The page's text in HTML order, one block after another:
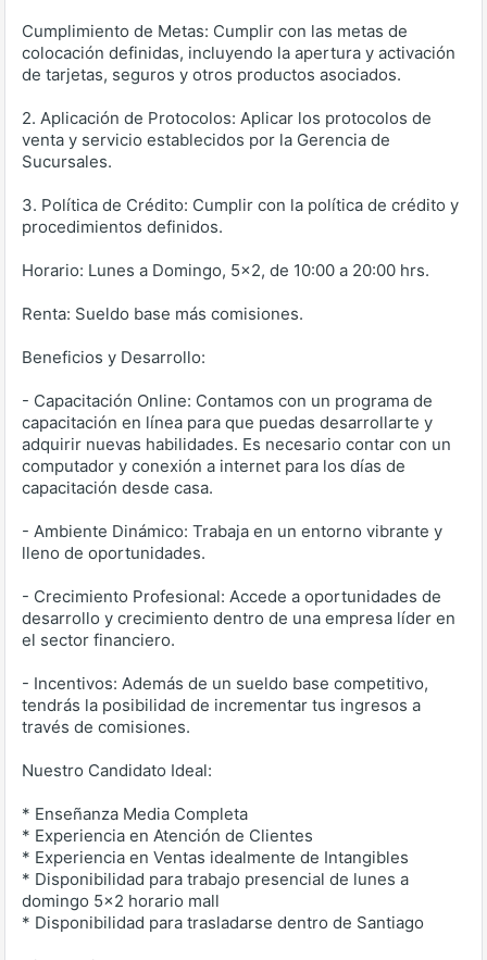
Cumplimiento de Metas: Cumplir con las metas de
colocación definidas, incluyendo la apertura y activación
de tarjetas, seguros y otros productos asociados.
2. Aplicación de Protocolos: Aplicar los protocolos de
venta y servicio establecidos por la Gerencia de
Sucursales.
3. Política de Crédito: Cumplir con la política de crédito y
procedimientos definidos.
Horario: Lunes a Domingo, 5x2, de 10:00 a 20:00 hrs.
Renta: Sueldo base más comisiones.
Beneficios y Desarrollo:
- Capacitación Online: Contamos con un programa de
capacitación en línea para que puedas desarrollarte y
adquirir nuevas habilidades. Es necesario contar con un
computador y conexión a internet para los días de
capacitación desde casa.
- Ambiente Dinámico: Trabaja en un entorno vibrante y
lleno de oportunidades.
- Crecimiento Profesional: Accede a oportunidades de
desarrollo y crecimiento dentro de una empresa líder en
el sector financiero.
- Incentivos: Además de un sueldo base competitivo,
tendrás la posibilidad de incrementar tus ingresos a
través de comisiones.
Nuestro Candidato Ideal:
* Enseñanza Media Completa
* Experiencia en Atención de Clientes
* Experiencia en Ventas idealmente de Intangibles
* Disponibilidad para trabajo presencial de lunes a
domingo 5x2 horario mall
* Disponibilidad para trasladarse dentro de Santiago